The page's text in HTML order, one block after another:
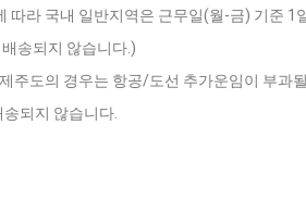
따라 국내 일반지역은 근무일(월-금) 기준
송되지 않습니다.)
주도의 경우는 항공/도선 추가운임이 부과
되지 않습니다.